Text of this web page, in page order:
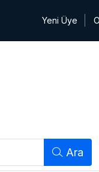
Yeni Üye
Ara